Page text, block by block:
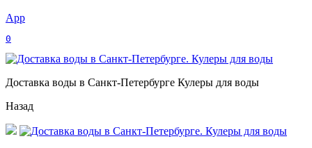
App
0
Доставка воды в Санкт-Петербурге Кулеры для воды
Назад